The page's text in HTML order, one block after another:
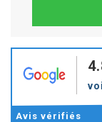
Avis vérifiés